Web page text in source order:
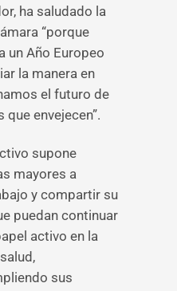
ha saludado la
“porque
un Año Europeo
la manera en
el futuro de
envejecen”.
supone
mayores a
y compartir su
puedan continuar
activo en la
sus